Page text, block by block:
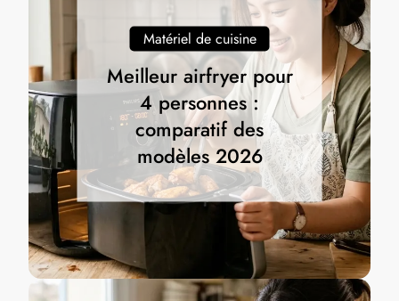
Matériel de cuisine
Meilleur airfryer pour
4 personnes :
comparatif des
modèles 2026